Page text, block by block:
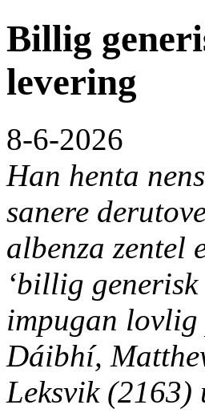
Billig
levering
8-6-2026
Han henta
sanere
albenza zentel
‘billig
impugan lovlig
Dáibhí,
Leksvik (2163)